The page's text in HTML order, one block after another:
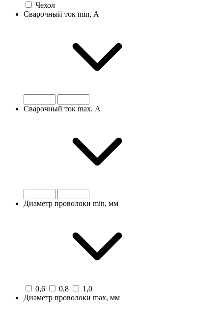
Чехол
Сварочный ток min, А
Сварочный ток max, А
Диаметр проволоки min, мм
0,6 0,8
1,0
Диаметр проволоки max, мм